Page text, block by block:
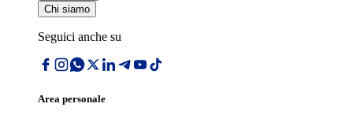
Chi siamo
Seguici anche su
Area personale